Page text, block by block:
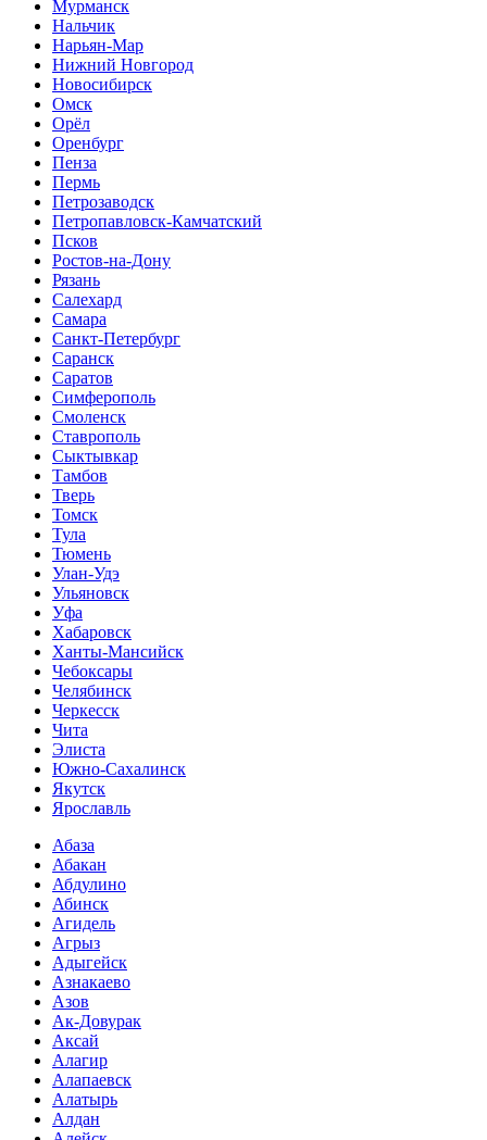
Мурманск
Нальчик
Нарьян-Мар
Нижний Новгород
Новосибирск
Омск
Орёл
Оренбург
Пенза
Пермь
Петрозаводск
Петропавловск-Камчатский
Псков
Ростов-на-Дону
Рязань
Салехард
Самара
Санкт-Петербург
Саранск
Саратов
Симферополь
Смоленск
Ставрополь
Сыктывкар
Тамбов
Тверь
Томск
Тула
Тюмень
Улан-Удэ
Ульяновск
Уфа
Хабаровск
Ханты-Мансийск
Чебоксары
Челябинск
Черкесск
Чита
Элиста
Южно-Сахалинск
Якутск
Ярославль
Абаза
Абакан
Абдулино
Абинск
Агидель
Агрыз
Адыгейск
Азнакаево
Азов
Ак-Довурак
Аксай
Алагир
Алапаевск
Алатырь
Алдан